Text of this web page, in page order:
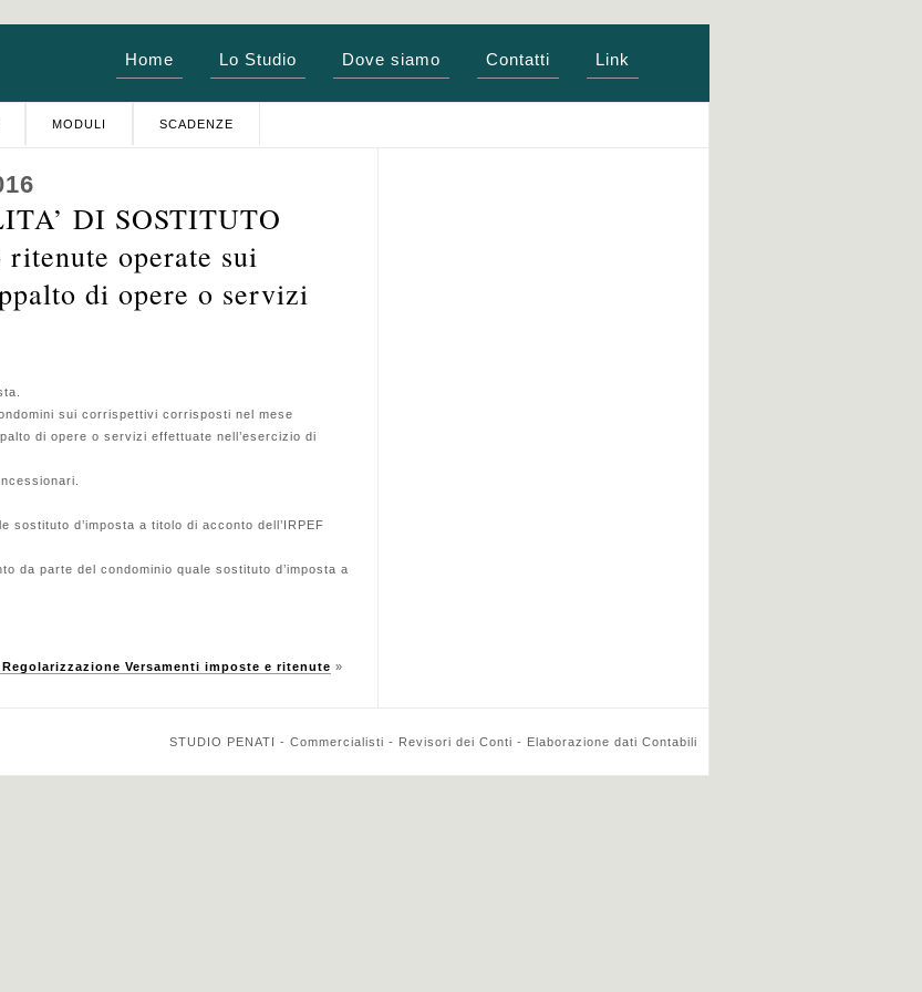
Home Lo Studio Dove siamo Contatti Link
MODULI SCADENZE
DI SOSTITUTO
ritenute operate sui
di opere o servizi
sui corrispettivi corrisposti nel mese
di opere o servizi effettuate nell’esercizio di
sostituto d’imposta a titolo di acconto dell’IRPEF
da parte del condominio quale sostituto d’imposta a
Regolarizzazione Versamenti imposte e ritenute »
STUDIO PENATI - Commercialisti - Revisori dei Conti - Elaborazione dati Contabili